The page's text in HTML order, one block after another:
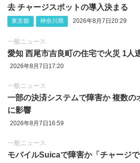
去 チャージスポットの導入決まる
東京都 神奈川県 2026年8月7日20:29
一般ニュース
愛知 西尾市吉良町の住宅で火災 1人
2026年8月7日17:20
一般ニュース
一部の決済システムで障害か 複数の
に影響
2026年8月7日16:59
一般ニュース
モバイルSuicaで障害か「チャージで